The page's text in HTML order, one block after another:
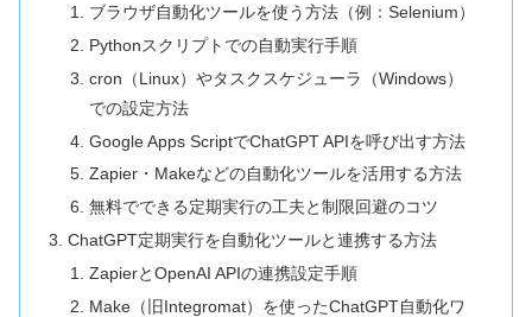
ブラウザ自動化ツールを使う方法（例：Selenium）
Pythonスクリプトでの自動実行手順
cron（Linux）やタスクスケジューラ（Windows）
での設定方法
Google Apps ScriptでChatGPT APIを呼び出す方法
Zapier・Makeなどの自動化ツールを活用する方法
無料でできる定期実行の工夫と制限回避のコツ
ChatGPT定期実行を自動化ツールと連携する方法
ZapierとOpenAI APIの連携設定手順
Make（旧Integromat）を使ったChatGPT自動化ワ